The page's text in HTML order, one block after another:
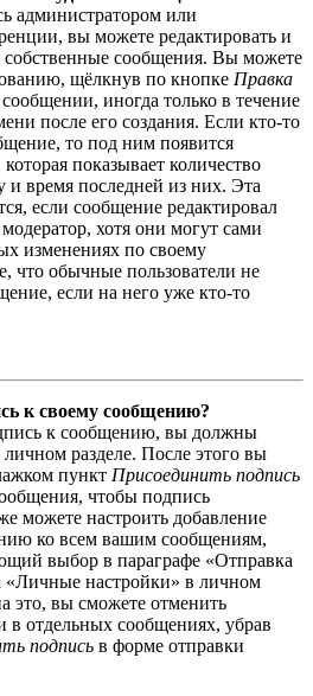
администратором или
вы можете редактировать и
собственные сообщения. Вы можете
щёлкнув по кнопке Правка
иногда только в течение
после его создания. Если кто-то
то под ним появится
показывает количество
и время последней из них. Эта
если сообщение редактировал
хотя они могут сами
изменениях по своему
что обычные пользователи не
если на него уже кто-то
к своему сообщению?
к сообщению, вы должны
личном разделе. После этого вы
пункт Присоединить подпись
чтобы подпись
можете настроить добавление
ко всем вашим сообщениям,
выбор в параграфе «Отправка
«Личные настройки» в личном
это, вы сможете отменить
в отдельных сообщениях, убрав
подпись в форме отправки